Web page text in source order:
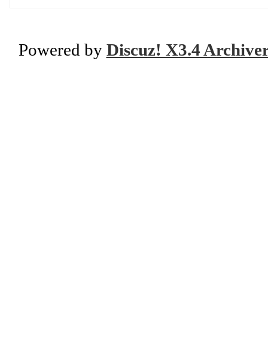
Powered by Discuz! X3.4